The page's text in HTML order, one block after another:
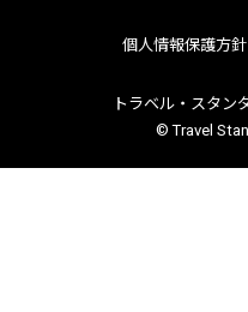
個人情報保護方針
トラベル・スタン
© Travel